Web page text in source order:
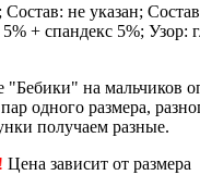
Состав: не указан;
+ спандекс 5%; Узор:
"Бебики" на мальчиков
одного размера,
получаем разные.
Цена зависит от размера